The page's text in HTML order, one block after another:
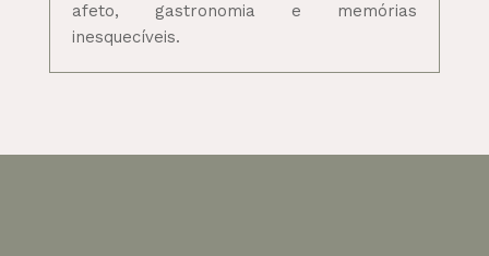
afeto, gastronomia e memórias
inesquecíveis.